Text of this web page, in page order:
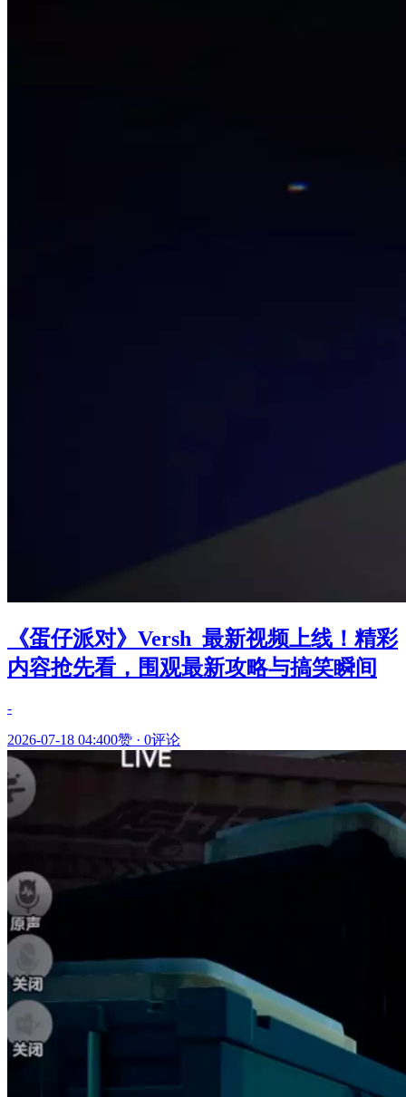
《蛋仔派对》Versh_最新视频上线！精彩
内容抢先看，围观最新攻略与搞笑瞬间
-
2026-07-18 04:400赞 · 0评论